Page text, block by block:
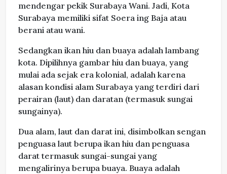
mendengar pekik Surabaya Wani. Jadi, Kota
Surabaya memiliki sifat Soera ing Baja atau
berani atau wani.
Sedangkan ikan hiu dan buaya adalah lambang
kota. Dipilihnya gambar hiu dan buaya, yang
mulai ada sejak era kolonial, adalah karena
alasan kondisi alam Surabaya yang terdiri dari
perairan (laut) dan daratan (termasuk sungai
sungainya).
Dua alam, laut dan darat ini, disimbolkan sengan
penguasa laut berupa ikan hiu dan penguasa
darat termasuk sungai-sungai yang
mengalirinya berupa buaya. Buaya adalah